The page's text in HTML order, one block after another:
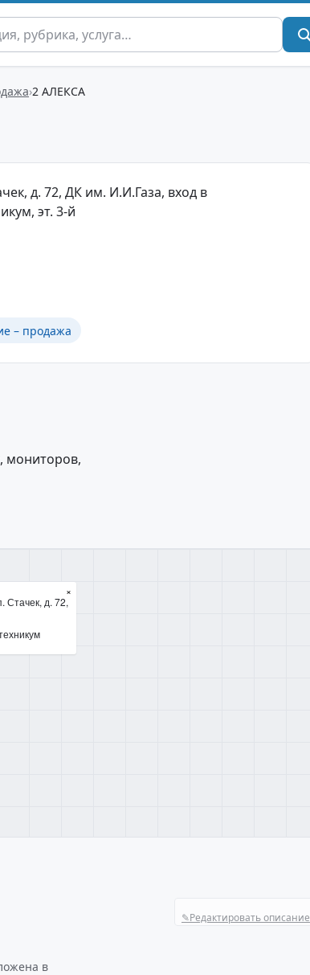
2 АЛЕКСА
д. 72, ДК им. И.И.Газа, вход в
эт. 3-й
– продажа
мониторов,
Стачек, д. 72,
×
✎Редактировать описание
в